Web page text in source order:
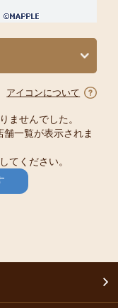
アイコンについて
ませんでした。
一覧が表示されま
てください。